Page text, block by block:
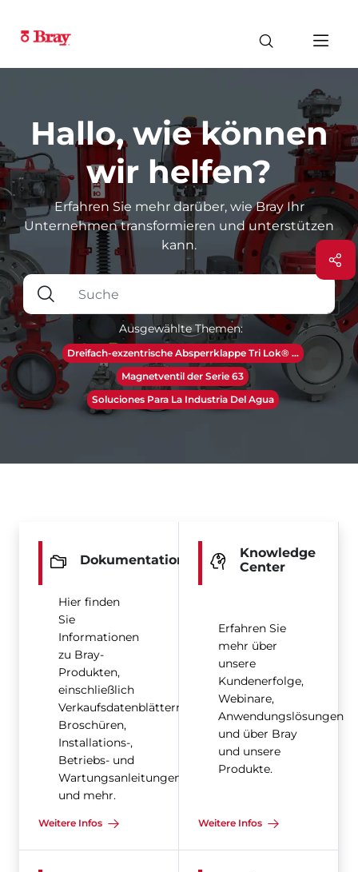
Hallo, wie können
wir helfen?
Erfahren Sie mehr darüber, wie Bray Ihr
Unternehmen transformieren und unterstützen
kann.
Ausgewählte Themen:
Dreifach-exzentrische Absperrklappe Tri Lok® ...
Magnetventil der Serie 63
Soluciones Para La Industria Del Agua
Dokumentation
Hier finden
Sie
Informationen
zu Bray-
Produkten,
einschließlich
Verkaufsdatenblättern,
Broschüren,
Installations-,
Betriebs- und
Wartungsanleitungen
und mehr.
Weitere Infos
Knowledge
Center
Erfahren Sie
mehr über
unsere
Kundenerfolge,
Webinare,
Anwendungslösungen
und über Bray
und unsere
Produkte.
Weitere Infos